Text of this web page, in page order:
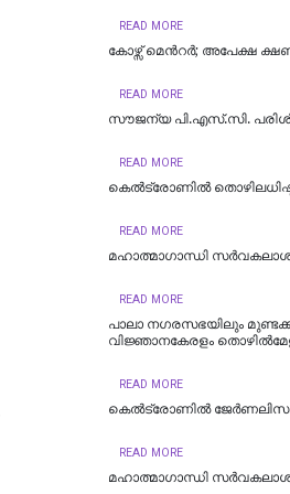
READ MORE
കോഴ്സ് മെന്‍റര്‍; അപേക്ഷ
READ MORE
സൗജന്യ പി.എസ്.സി.
READ MORE
കെല്‍ട്രോണില്‍
READ MORE
മഹാത്മാഗാന്ധി
READ MORE
പാലാ നഗരസഭയിലും
വിജ്ഞാനകേരളം
READ MORE
കെൽട്രോണിൽ ജേർണലിസം
READ MORE
മഹാത്മാഗാന്ധി